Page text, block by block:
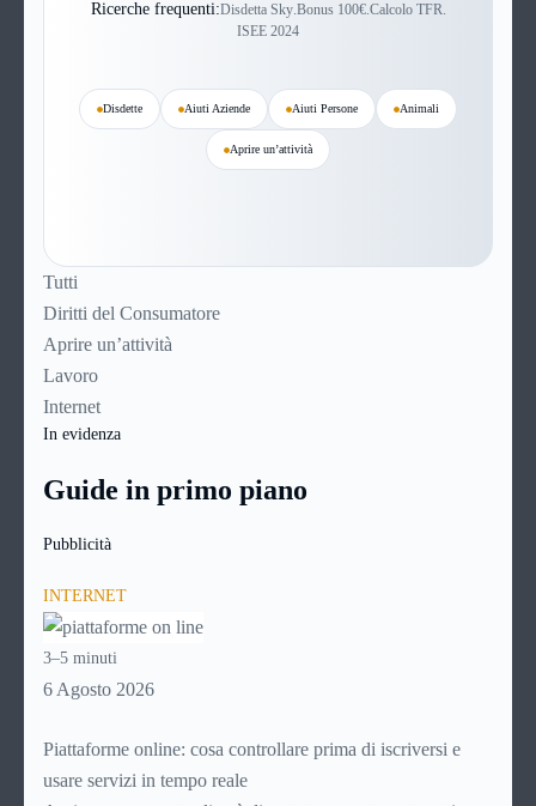
Ricerche frequenti:Disdetta Sky.Bonus 100€.Calcolo TFR.
ISEE 2024
Disdette Aiuti Aziende Aiuti Persone Animali
Aprire un’attività
Tutti
Diritti del Consumatore
Aprire un’attività
Lavoro
Internet
In evidenza
Guide in primo piano
Pubblicità
INTERNET
3–5 minuti
6 Agosto 2026
Piattaforme online: cosa controllare prima di iscriversi e
usare servizi in tempo reale